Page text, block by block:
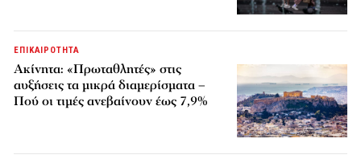
ΕΠΙΚΑΙΡΟΤΗΤΑ
Ακίνητα: «Πρωταθλητές» στις
αυξήσεις τα μικρά διαμερίσματα –
Πού οι τιμές ανεβαίνουν έως 7,9%